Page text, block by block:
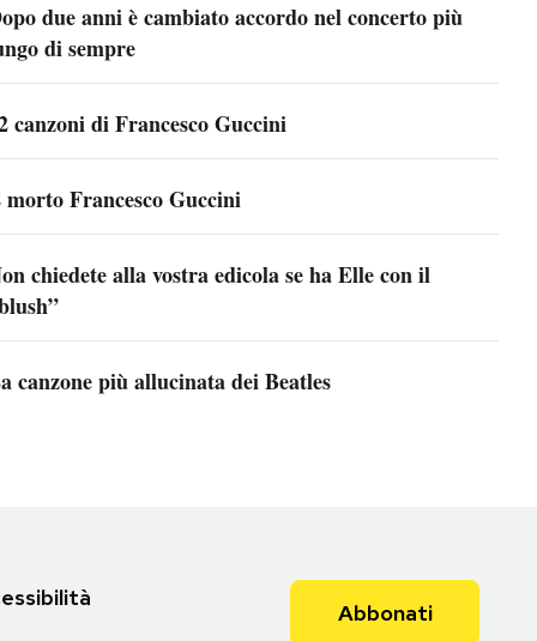
due anni è cambiato accordo nel concerto più
di sempre
canzoni di Francesco Guccini
morto Francesco Guccini
chiedete alla vostra edicola se ha Elle con il
canzone più allucinata dei Beatles
Abbonati